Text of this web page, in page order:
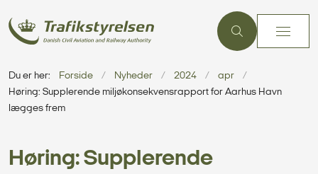
Du er her: Forside Nyheder 2024
apr
Høring: Supplerende miljøkonsekvensrapport for Aarhus Havn
lægges frem
Høring: Supplerende